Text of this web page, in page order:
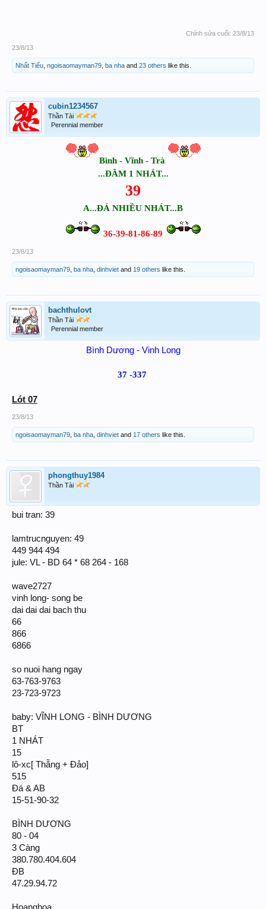
Chỉnh sửa cuối: 23/8/13
23/8/13
Nhất Tiếu ngoisaomayman79 ba nha and 23 others like this.
cubin1234567
Thần Tài
Perennial member
Bình - Vĩnh - Trà
...ĐÂM 1 NHÁT...
39
A...ĐÁ NHIỀU NHÁT...B
36-39-81-86-89
23/8/13
ngoisaomayman79 ba nha dinhviet and 19 others like this.
bachthulovt
Thần Tài
Perennial member
Bình Dương - Vinh Long
37 -337
Lót 07
23/8/13
ngoisaomayman79 ba nha dinhviet and 17 others like this.
phongthuy1984
Thần Tài
bui tran: 39
lamtrucnguyen: 49
449 944 494
jule: VL - BD 64 * 68 264 - 168
wave2727
vinh long- song be
dai dai dai bach thu
66
866
6866
so nuoi hang ngay
63-763-9763
23-723-9723
baby: VĨNH LONG - BÌNH DƯƠNG
BT
1 NHÁT
15
lô-xc[ Thẵng + Đảo]
515
Đá & AB
15-51-90-32
BÌNH DƯƠNG
80 - 04
3 Càng
380.780.404.604
ĐB
47.29.94.72